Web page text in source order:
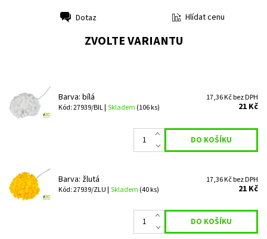
Dotaz Hlídat cenu
ZVOLTE VARIANTU
Barva: bílá
Kód: 27939/BIL | Skladem (106 ks)
17,36 Kč bez DPH
21 Kč
Barva: žlutá
Kód: 27939/ZLU | Skladem (40 ks)
17,36 Kč bez DPH
21 Kč